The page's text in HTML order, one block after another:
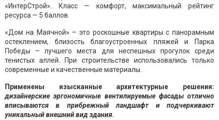
«ИнтерСтрой». Класс — комфорт, максимальный рейтинг
ресурса — 5 баллов.
«Дом на Маячной» – это роскошные квартиры с панорамным
остеклением, близость благоустроенных пляжей и Парка
Победы – лучшего места для неспешных прогулок среди
тенистых аллей. При строительстве использовались только
современные и качественные материалы.
Применены изысканные архитектурные решения:
дизайнерские эргономичные вентилируемые фасады отлично
вписываются в прибрежный ландшафт и подчеркивают
уникальный внешний вид здания.